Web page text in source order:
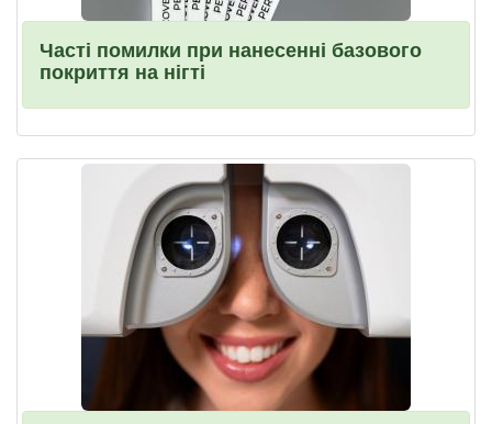
Часті помилки при нанесенні базового
покриття на нігті